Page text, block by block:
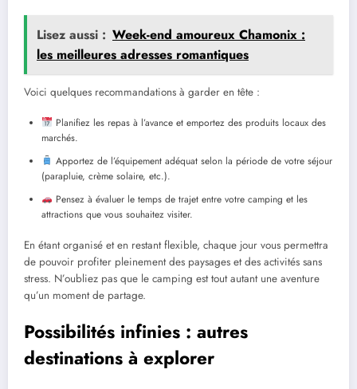
Lisez aussi : Week-end amoureux Chamonix :
les meilleures adresses romantiques
Voici quelques recommandations à garder en tête :
Planifiez les repas à l’avance et emportez des produits locaux des
marchés.
Apportez de l’équipement adéquat selon la période de votre séjour
(parapluie, crème solaire, etc.).
Pensez à évaluer le temps de trajet entre votre camping et les
attractions que vous souhaitez visiter.
En étant organisé et en restant flexible, chaque jour vous permettra
de pouvoir profiter pleinement des paysages et des activités sans
stress. N’oubliez pas que le camping est tout autant une aventure
qu’un moment de partage.
Possibilités infinies : autres
destinations à explorer